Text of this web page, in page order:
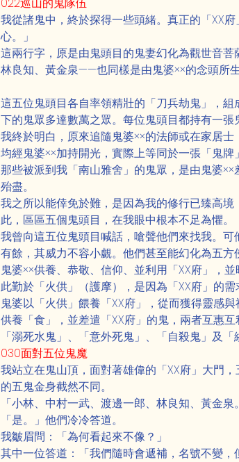
我從諸鬼中，終於探得一些頭緒。真正的「XX
心。」
這兩行字，原是由鬼頭目的鬼妻幻化為觀世音
林良知、黃金泉——也同樣是由鬼婆××的念頭所生
這五位鬼頭目各自率領精壯的「刀兵劫鬼」，
下的鬼眾多達數萬之眾。每位鬼頭目都持有一
我終於明白，原來追隨鬼婆××的法師或在家居
均經鬼婆××加持開光，實際上等同於一張「鬼牌
那些被派到我「南山雅舍」的鬼眾，是由鬼婆
殆盡。
我之所以能倖免於難，是因為我的修行已臻高
此，區區五個鬼頭目，在我眼中根本不足為懼。
我曾向這五位鬼頭目喊話，嗆聲他們來找我。
有餘，其威力不容小覷。他們甚至能幻化為五方
鬼婆××供養、恭敬、信仰、並利用「XX府」，
此勤於「火供」（護摩），是因為「XX府」的需
鬼婆以「火供」餵養「XX府」，從而獲得靈感
供養「食」，並差遣「XX府」的鬼，兩者互惠
「溺死水鬼」、「意外死鬼」、「自殺鬼」及
030面對五位鬼魔
我站立在鬼山頂，面對著雄偉的「XX府」大門
的五鬼金身截然不同。
「小林、中村一武、渡邊一郎、林良知、黃金
「是。」他們冷冷答道。
我皺眉問：「為何看起來不像？」
其中一位答道：「我們隨時會遞補，名號不變，